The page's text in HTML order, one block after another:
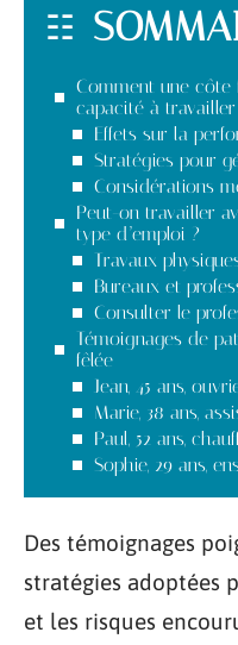
Comment une
capacité à
Effets sur la
Stratégies pour
Considérations
Peut-on travailler
type d’emploi ?
Travaux
Bureaux et
Consulter le
Témoignages de
fêlée
Jean, 45 ans,
Marie, 38 ans,
Paul, 52 ans,
Sophie, 29 ans,
Des témoignages
stratégies adoptées
et les risques